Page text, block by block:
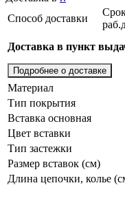
Способ доставки
Доставка в пункт
Подробнее о доставке
Материал
Тип покрытия
Вставка основная
Цвет вставки
Тип застежки
Размер вставок (см)
Длина цепочки, колье